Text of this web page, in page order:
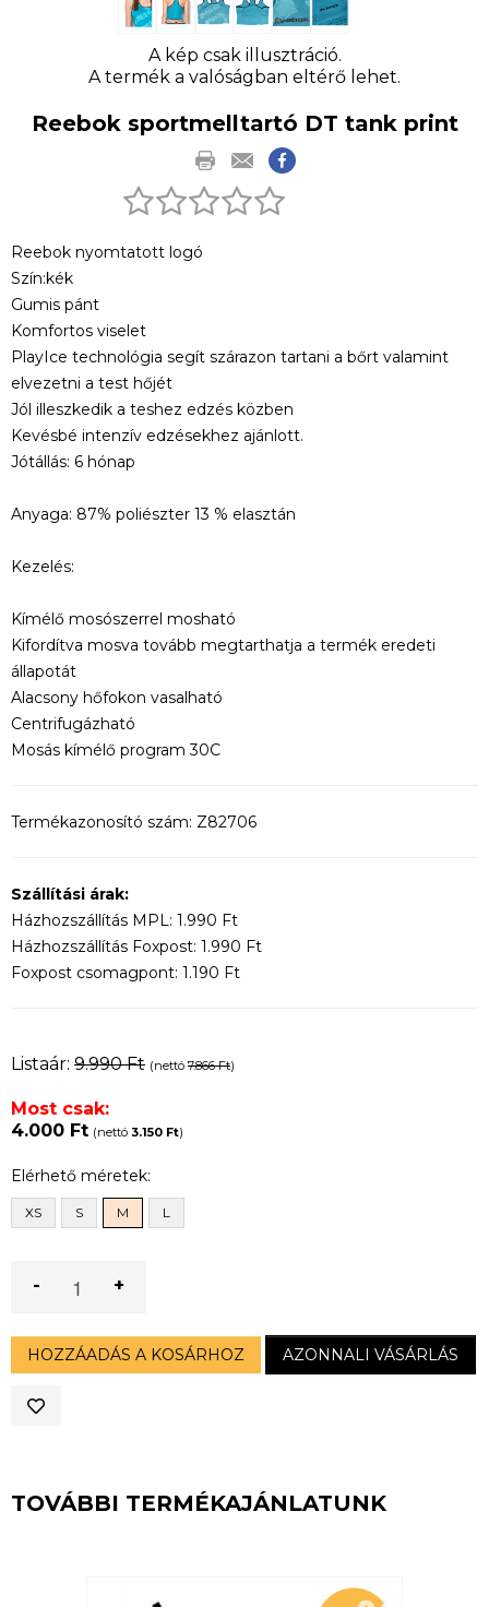
A kép csak illusztráció.
A termék a valóságban eltérő lehet.
Reebok sportmelltartó DT tank print
Reebok nyomtatott logó
Szín:kék
Gumis pánt
Komfortos viselet
PlayIce technológia segít szárazon tartani a bőrt valamint
elvezetni a test hőjét
Jól illeszkedik a teshez edzés közben
Kevésbé intenzív edzésekhez ajánlott.
Jótállás: 6 hónap
Anyaga: 87% poliészter 13 % elasztán
Kezelés:
Kímélő mosószerrel mosható
Kifordítva mosva tovább megtarthatja a termék eredeti
állapotát
Alacsony hőfokon vasalható
Centrifugázható
Mosás kímélő program 30C
Termékazonosító szám: Z82706
Szállítási árak:
Házhozszállítás MPL: 1.990 Ft
Házhozszállítás Foxpost: 1.990 Ft
Foxpost csomagpont: 1.190 Ft
Listaár: 9.990 Ft (nettó 7.866 Ft)
Most csak:
4.000 Ft (nettó 3.150 Ft)
Elérhető méretek:
XS S M L
- +
HOZZÁADÁS A KOSÁRHOZ AZONNALI VÁSÁRLÁS
TOVÁBBI TERMÉKAJÁNLATUNK